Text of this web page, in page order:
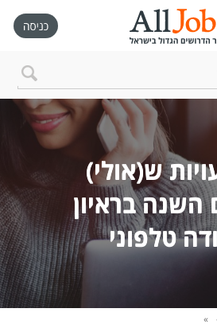
ש(אולי)
בראיון
טלפוני
»